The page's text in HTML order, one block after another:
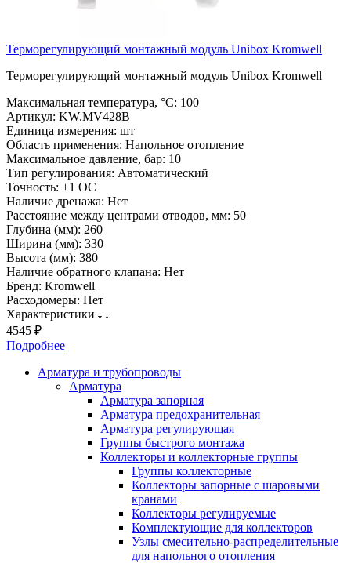
Терморегулирующий монтажный модуль Unibox Kromwell
Терморегулирующий монтажный модуль Unibox Kromwell
Максимальная температура, °С: 100
Артикул: KW.MV428B
Единица измерения: шт
Область применения: Напольное отопление
Максимальное давление, бар: 10
Тип регулирования: Автоматический
Точность: ±1 OC
Наличие дренажа: Нет
Расстояние между центрами отводов, мм: 50
Глубина (мм): 260
Ширина (мм): 330
Высота (мм): 380
Наличие обратного клапана: Нет
Бренд: Kromwell
Расходомеры: Нет
Характеристики
4545 ₽
Подробнее
Арматура и трубопроводы
Арматура
Арматура запорная
Арматура предохранительная
Арматура регулирующая
Группы быстрого монтажа
Коллекторы и коллекторные группы
Группы коллекторные
Коллекторы запорные с шаровыми
кранами
Коллекторы регулируемые
Комплектующие для коллекторов
Узлы смесительно-распределительные
для напольного отопления